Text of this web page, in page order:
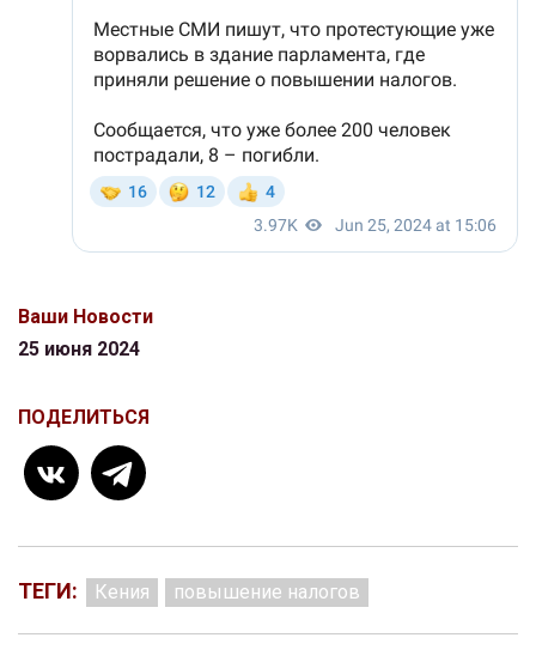
Ваши Новости
25 июня 2024
ПОДЕЛИТЬСЯ
ТЕГИ: Кения повышение налогов